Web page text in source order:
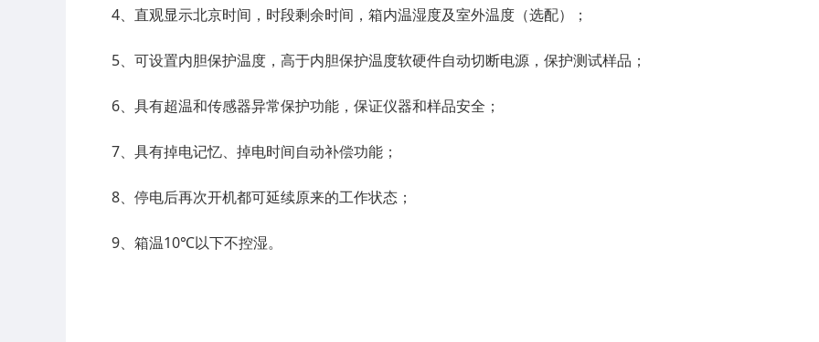
4、直观显示北京时间，时段剩余时间，箱内温湿度及室外温度（选配）；
5、可设置内胆保护温度，高于内胆保护温度软硬件自动切断电源，保护测试样品；
6、具有超温和传感器异常保护功能，保证仪器和样品安全；
7、具有掉电记忆、掉电时间自动补偿功能；
8、停电后再次开机都可延续原来的工作状态；
9、箱温10℃以下不控湿。